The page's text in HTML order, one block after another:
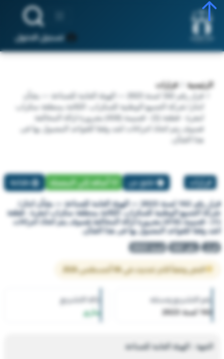
تسجيل الدخول
الرئيسية
قرارات
قرار رقم 162 لسنة 2023 — الهيئة العامة للصناعة — بشأن
انذار/ شركة الجميع الوطنية للسكراب. الكائنة بمنطقة سكراب
امغرة - قطعة (1) - قسيمة (416) بضرورة ازالة المخالفة
فسوف يتم اتخاذ اجراءات اشد وفقا للقواعد المعمول بها فى
هذا الشأن.
قرارات تبليغ عن أضافة إلي المفضلة طباعة
قرار رقم 162 لسنة 2023 — الهيئة العامة للصناعة — بشأن انذار/
شركة الجميع الوطنية للسكراب. الكائنة بمنطقة سكراب امغرة - قطعة
(1) - قسيمة (416) بضرورة ازالة المخالفة فسوف يتم اتخاذ اجراءات
اشد وفقا للقواعد المعمول بها فى هذا الشأن.
قرار رقم 162 لسنة 2023
النص وفقاً لآخر تحديث في 06 أغسطس 2026
رقم التشريع وسنته
162 لسنة 2023
حالة التشريع
ساري
الجهة : الهيئة العامة للصناعة